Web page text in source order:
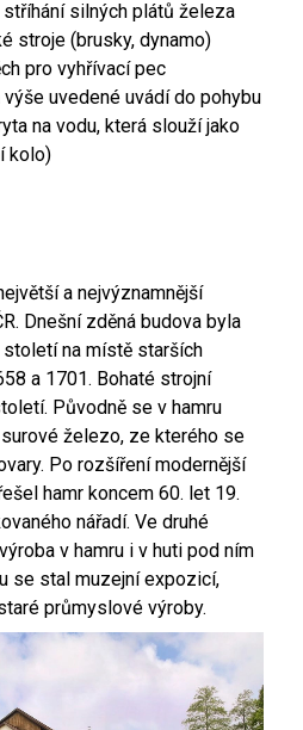
silných plátů železa
stroje (brusky, dynamo)
pro vyhřívací pec
uvedené uvádí do pohybu
na vodu, která slouží jako
kolo)
a nejvýznamnější
Dnešní zděná budova byla
na místě starších
a 1701. Bohaté strojní
Původně se v hamru
železo, ze kterého se
Po rozšíření modernější
hamr koncem 60. let 19.
nářadí. Ve druhé
v hamru i v huti pod ním
se stal muzejní expozicí,
průmyslové výroby.